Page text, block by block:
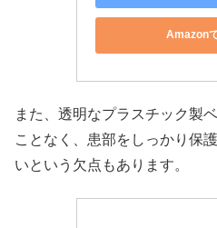
Amazon
また、透明なプラスチック製
ことなく、患部をしっかり保
いという欠点もあります。